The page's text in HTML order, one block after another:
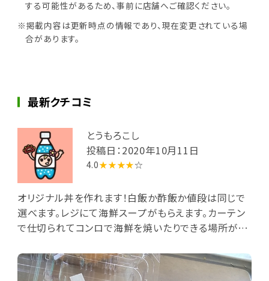
する可能性があるため、事前に店舗へご確認ください。
※掲載内容は更新時点の情報であり、現在変更されている場
合があります。
最新クチコミ
とうもろこし
投稿日：2020年10月11日
4.0★★★★☆
オリジナル丼を作れます！白飯か酢飯か値段は同じで
選べます。レジにて海鮮スープがもらえます。カーテン
で仕切られてコンロで海鮮を焼いたりできる場所がす
ようなので注意です。